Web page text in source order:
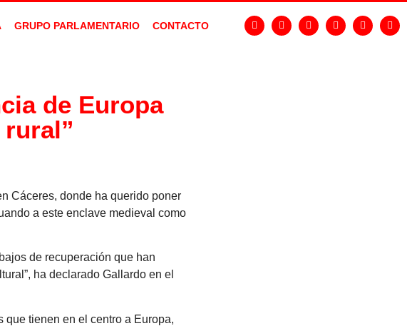
GRUPO PARLAMENTARIO CONTACTO
de Europa
Cáceres, donde ha querido poner
a este enclave medieval como
de recuperación que han
ha declarado Gallardo en el
tienen en el centro a Europa,